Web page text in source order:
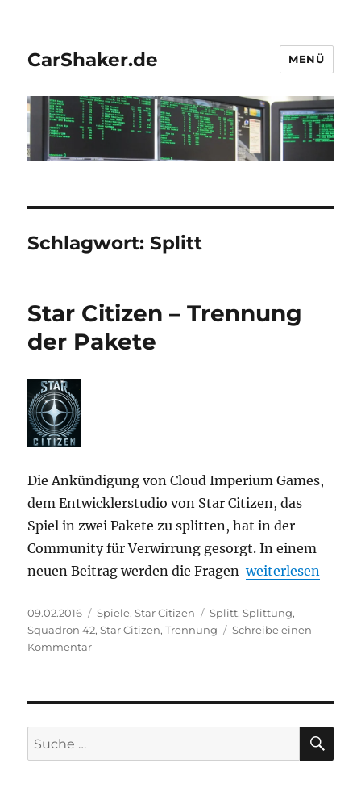
CarShaker.de MENÜ
Schlagwort:Splitt
Star Citizen – Trennung
der Pakete
Die Ankündigung von Cloud Imperium Games,
dem Entwicklerstudio von Star Citizen, das
Spiel in zwei Pakete zu splitten, hat in der
Community für Verwirrung gesorgt. In einem
neuen Beitrag werden die Fragen„Star Citizen –
weiterlesen
Veröffentlicht
am
09.02.2016 Kategorien
Spiele,Star Citizen Schlagwörter
Splitt,Splittung,
Squadron 42,Star Citizen,Trennung
Schreibe einen
Kommentarzu
der
Suche
nach: